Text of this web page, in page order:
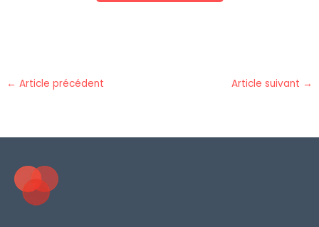
← Article précédent Article suivant →